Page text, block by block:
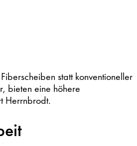
statt konventioneller
bieten eine höhere
Herrnbrodt.